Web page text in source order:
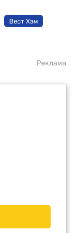
Вест Хэм
Реклама